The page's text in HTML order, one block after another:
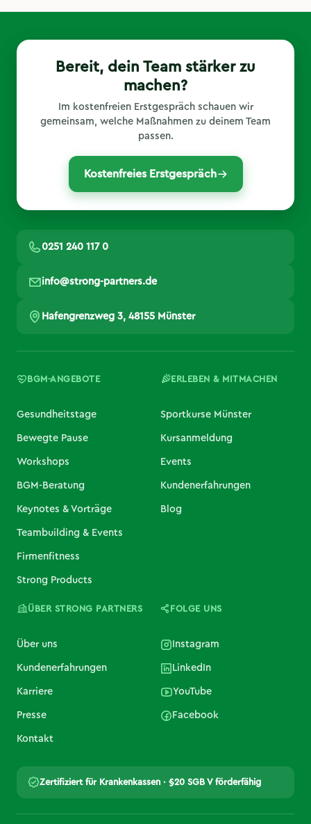
Bereit, dein Team stärker zu
machen?
Im kostenfreien Erstgespräch schauen wir
gemeinsam, welche Maßnahmen zu deinem Team
passen.
Kostenfreies Erstgespräch
0251 240 117 0
info@strong-partners.de
Hafengrenzweg 3, 48155 Münster
BGM-ANGEBOTE
Gesundheitstage
Bewegte Pause
Workshops
BGM-Beratung
Keynotes & Vorträge
Teambuilding & Events
Firmenfitness
Strong Products
ERLEBEN & MITMACHEN
Sportkurse Münster
Kursanmeldung
Events
Kundenerfahrungen
Blog
ÜBER STRONG PARTNERS
Über uns
Kundenerfahrungen
Karriere
Presse
Kontakt
FOLGE UNS
Instagram
LinkedIn
YouTube
Facebook
Zertifiziert für Krankenkassen · §20 SGB V förderfähig